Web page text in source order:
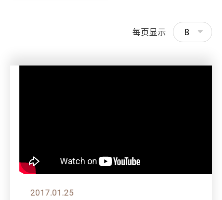
每页显示 8
2017.01.25